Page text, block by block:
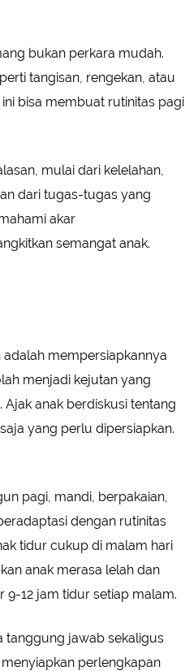
bukan perkara mudah.
tangisan, rengekan, atau
bisa membuat rutinitas pagi
mulai dari kelelahan,
dari tugas-tugas yang
akar
semangat anak.
mempersiapkannya
menjadi kejutan yang
anak berdiskusi tentang
yang perlu dipersiapkan.
pagi, mandi, berpakaian,
dengan rutinitas
tidur cukup di malam hari
anak merasa lelah dan
9-12 jam tidur setiap malam.
tanggung jawab sekaligus
perlengkapan